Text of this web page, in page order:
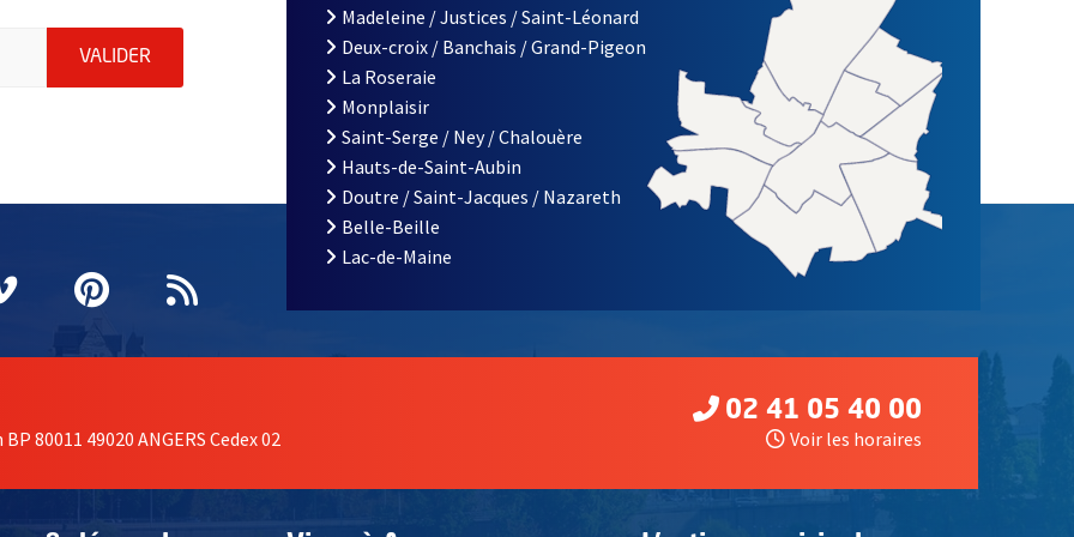
indiquez votre email (champ obligatoire)
VALIDER ENVOYER MA DEMANDE D'INSCRIPTION À LA LETTRE D'INFORMATION DE LA VILLE D'ANGERS
fenêtrefenêtre
une nouvelle fenêtre
Vimeo
, Ouvre une nouvelle fenêtre
Pinterest
, Ouvre une nouvelle fenêtre
Flux RSS
Madeleine / Justices / Saint-Léonard
Deux-croix / Banchais / Grand-Pigeon
La Roseraie
Monplaisir
Saint-Serge / Ney / Chalouère
Hauts-de-Saint-Aubin
Doutre / Saint-Jacques / Nazareth
Belle-Beille
Lac-de-Maine
80011 49020 ANGERS Cedex 02
02 41 05 40 00
Voir les horaires